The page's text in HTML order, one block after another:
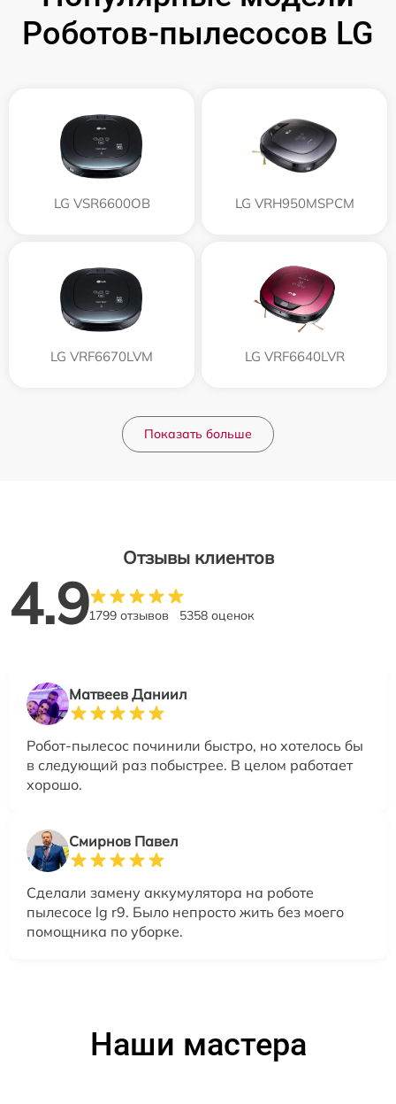
Роботов-пылесосов LG
LG VSR6600OB LG VRH950MSPCM
LG VRF6670LVM LG VRF6640LVR
Показать больше
Отзывы клиентов
4.91799 отзывов 5358 оценок
Матвеев Даниил
Робот-пылесос починили быстро, но хотелось бы
в следующий раз побыстрее. В целом работает
хорошо.
Смирнов Павел
Сделали замену аккумулятора на роботе
пылесосе lg r9. Было непросто жить без моего
помощника по уборке.
Наши мастера